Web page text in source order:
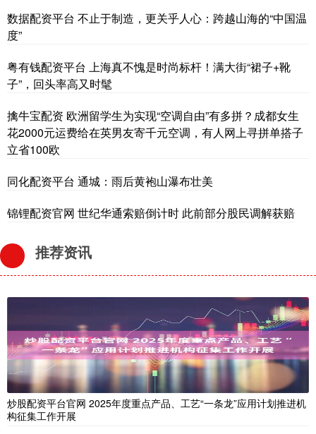
数据配资平台 不止于制造，更关乎人心：跨越山海的“中国温
度”
粤有钱配资平台 上海真不愧是时尚标杆！满大街“裙子+靴
子”，回头率高又时髦
擒牛宝配资 欧洲留学生为实现“空调自由”有多拼？成都女生
花2000元运费给在英男友寄千元空调，有人网上寻拼单搭子
立省100欧
同化配资平台 通城：雨后黄袍山瀑布壮美
锦锂配资官网 世纪华通索赔倒计时 此前部分股民调解获赔
推荐资讯
炒股配资平台官网 2025年度重点产品、工艺“一条龙”应用计划推进机
构征集工作开展